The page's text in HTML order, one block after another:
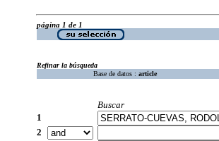
página 1 de 1
Refinar la búsqueda
Base de datos : article
Buscar
1
2